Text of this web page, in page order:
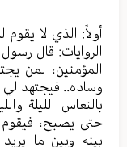
أولاً: الذي لا
الروايات: قال
المؤمنين، لمن
وساده.. فيجتهد لي
بالنعاس الليلة
حتى يصبح، فيقوم
بينه وبين ما